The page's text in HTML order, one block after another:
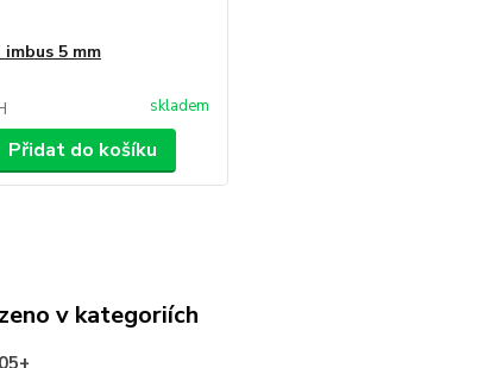
5 mm
skladem
Přidat do košíku
v kategoriích